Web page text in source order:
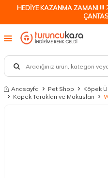
HEDİYE KAZANMA ZAMANI !!!
Anasayfa Pet Shop
Köpek
Köpek Tarakları ve Makasları